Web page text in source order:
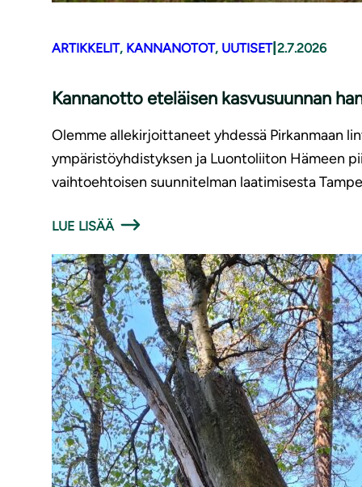
ARTIKKELIT, KANNANOTOT, UUTISET| 2.7.2026
Kannanotto eteläisen kasvusuunnan
Olemme allekirjoittaneet yhdessä Pirkanmaan
ympäristöyhdistyksen ja Luontoliiton Hämeen
vaihtoehtoisen suunnitelman laatimisesta
LUE LISÄÄ